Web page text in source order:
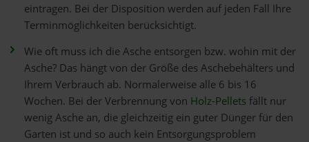
eintragen. Bei der Disposition werden auf jeden Fall Ihre
Terminmöglichkeiten berücksichtigt.
Wie oft muss ich die Asche entsorgen bzw. wohin mit der
Asche? Das hängt von der Größe des Aschebehälters und
Ihrem Verbrauch ab. Normalerweise alle 6 bis 16
Wochen. Bei der Verbrennung von Holz-Pelletsfällt nur
wenig Asche an, die gleichzeitig ein guter Dünger für den
Garten ist und so auch kein Entsorgungsproblem